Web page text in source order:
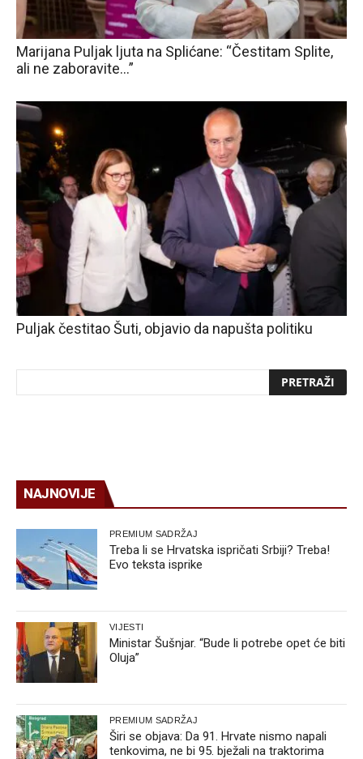
Marijana Puljak ljuta na Splićane: “Čestitam Splite,
ali ne zaboravite…”
Puljak čestitao Šuti, objavio da napušta politiku
NAJNOVIJE
PREMIUM SADRŽAJ
Treba li se Hrvatska ispričati Srbiji? Treba!
Evo teksta isprike
VIJESTI
Ministar Šušnjar. “Bude li potrebe opet će biti
Oluja”
PREMIUM SADRŽAJ
Širi se objava: Da 91. Hrvate nismo napali
tenkovima, ne bi 95. bježali na traktorima